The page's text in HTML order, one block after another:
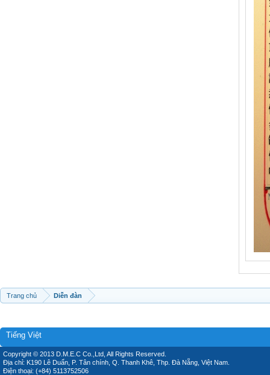
Trang chủ Diễn đàn
Tiếng Việt
Copyright © 2013 D.M.E.C Co.,Ltd, All Rights Reserved.
Địa chỉ: K190 Lê Duẩn, P. Tân chính, Q. Thanh Khê, Thp. Đà Nẵng, Việt Nam.
Điện thoại: (+84) 5113752506